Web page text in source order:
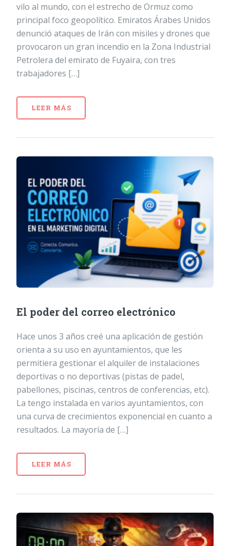
vilo al mundo, con el estrecho de Ormuz como
principal foco geopolítico. Emiratos Árabes Unidos
denunció ataques de Irán con misiles y drones que
provocaron un gran incendio en la Zona Industrial
Petrolera del emirato de Fuyaira, con tres
trabajadores […]
LEER MÁS
El poder del correo electrónico
Hace unos 3 años creé una aplicación de gestión
orienta a su uso en ayuntamientos, que les
permitiera gestionar el alquiler de instalaciones
deportivas o no deportivas (pistas de padel,
pabellones, piscinas, centros de conferencias, etc).
La tengo instalada en varios ayuntamientos, con
una curva de crecimientos exponencial en cuanto a
resultados. La mayoría de […]
LEER MÁS